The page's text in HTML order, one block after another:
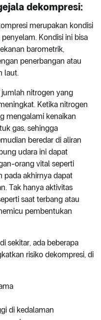
dekompresi:
merupakan kondisi
Kondisi ini bisa
barometrik,
penerbangan atau
laut.
nitrogen yang
Ketika nitrogen
mengalami kenaikan
gas, sehingga
beredar di aliran
udara ini dapat
orang vital seperti
pada akhirnya dapat
Tak hanya aktivitas
saat terbang atau
pembentukan
sekitar, ada beberapa
risiko dekompresi, di
di kedalaman